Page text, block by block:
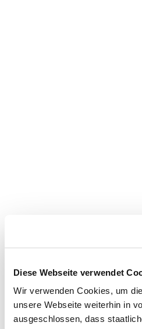
Diese Webseite verwendet
Wir verwenden Cookies, um
unsere Webseite weiterhin in
ausgeschlossen, dass